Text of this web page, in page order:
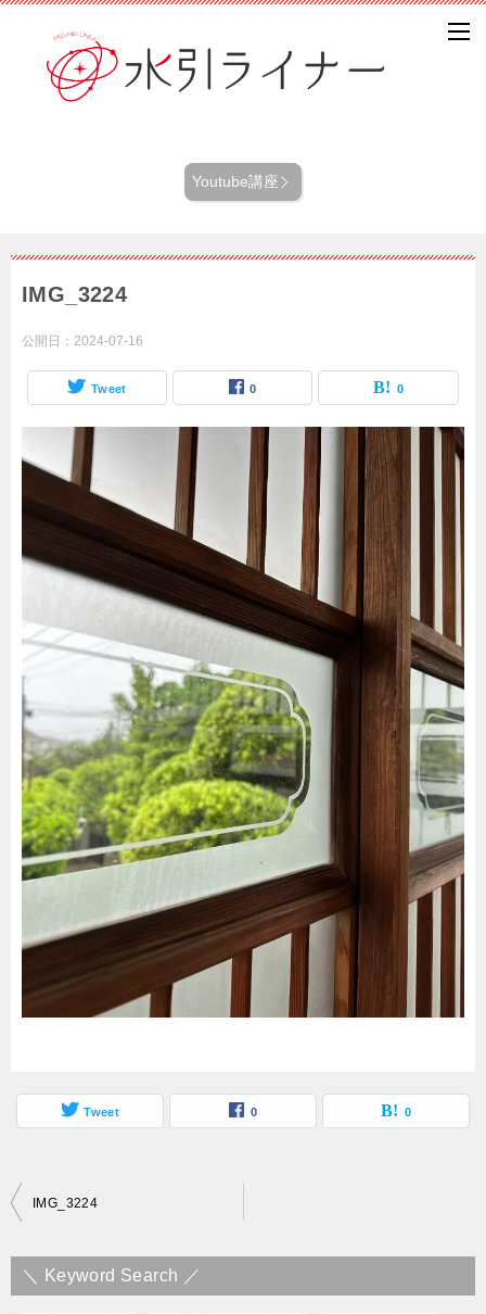
Youtube講座
IMG_3224
公開日： 2024-07-16
Tweet 0 0
Tweet 0 0
投
ナ
IMG_3224
＼ Keyword Search ／